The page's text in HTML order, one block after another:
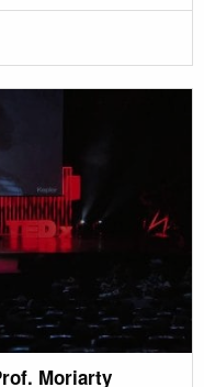
Moriarty